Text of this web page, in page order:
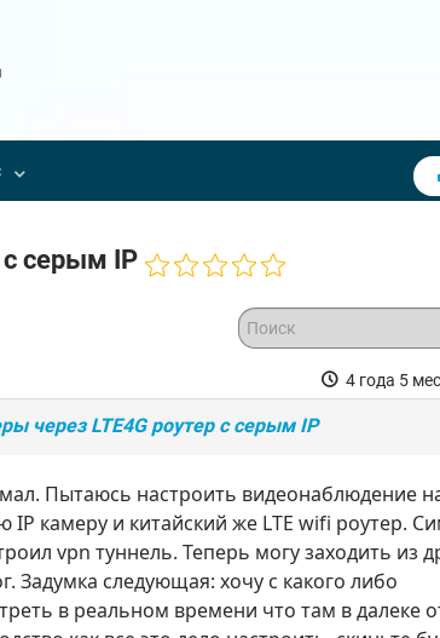
с серым IP
4 года 5
через LTE4G роутер с серым IP
Пытаюсь настроить видеонаблюдение
камеру и китайский же LTE wifi роутер.
vpn туннель. Теперь могу заходить из
Задумка следующая: хочу с какого либо
в реальном времени что там в далеке